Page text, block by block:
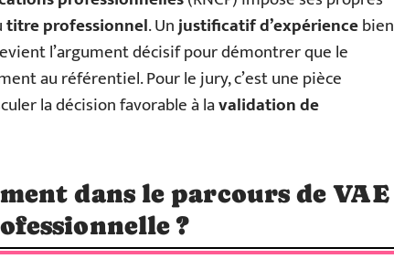
titre professionnel. Unjustificatif d’expériencebien
l’argument décisif pour démontrer que le
au référentiel. Pour le jury, c’est une pièce
la décision favorable à lavalidation de
dans le parcours de VAE
?